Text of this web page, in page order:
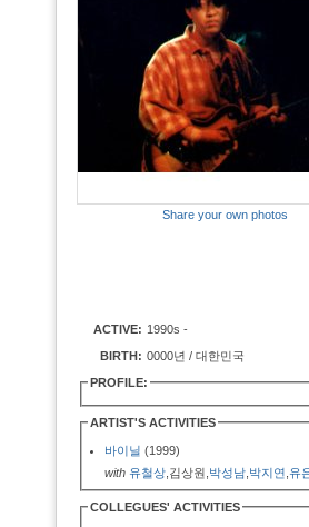
Share your own photos
ACTIVE: 1990s -
BIRTH: 0000년 / 대한민국
PROFILE:
ARTIST'S ACTIVITIES
바이닐 (1999)
with 유철상 ,김상원, 박성남 박지연 유
COLLEGUES' ACTIVITIES